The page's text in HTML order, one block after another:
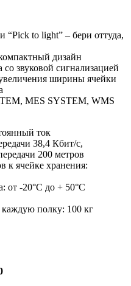
“Pick to light” – бери оттуда,
дизайн
звуковой сигнализацией
ширины ячейки
MES SYSTEM, WMS
ток
38,4 Кбит/с,
200 метров
к ячейке хранения:
от -20°C до + 50°C
каждую полку: 100 кг